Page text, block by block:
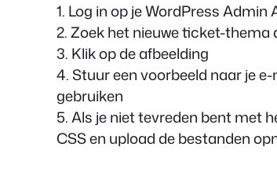
1. Log in op je WordPress
2. Zoek het nieuwe ticket-
3. Klik op de afbeelding
4. Stuur een voorbeeld naar je
gebruiken
5. Als je niet tevreden bent met
CSS en upload de bestanden